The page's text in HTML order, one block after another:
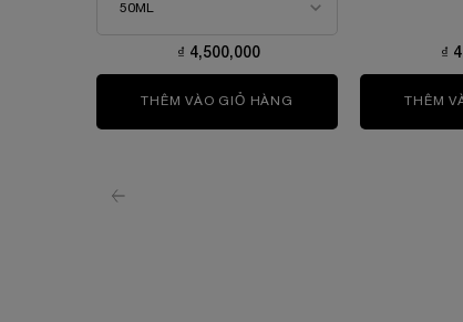
₫ 4,500,000
THÊM VÀO GIỎ HÀNG GÉNIFIQUE ULTIMATE
₫
THÊM